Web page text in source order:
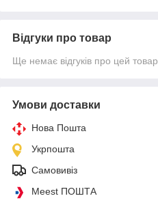
Відгуки про товар
Ще немає відгуків про цей товар
Умови доставки
Нова Пошта
Укрпошта
Самовивіз
Meest ПОШТА